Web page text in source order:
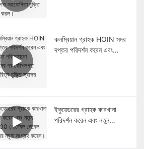
কলম্বিয়ান গ্রাহক HOIN সদর
দপ্তর পরিদর্শন করেন এবং
ইকুয়েডরের গ্রাহক কারখানা
পরিদর্শন করেন এবং নতুন